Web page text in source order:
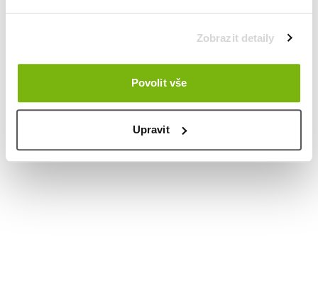
Zobrazit detaily
Povolit vše
Upravit